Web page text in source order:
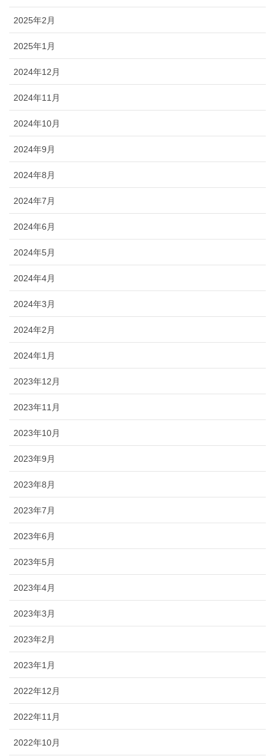
2025年2月
2025年1月
2024年12月
2024年11月
2024年10月
2024年9月
2024年8月
2024年7月
2024年6月
2024年5月
2024年4月
2024年3月
2024年2月
2024年1月
2023年12月
2023年11月
2023年10月
2023年9月
2023年8月
2023年7月
2023年6月
2023年5月
2023年4月
2023年3月
2023年2月
2023年1月
2022年12月
2022年11月
2022年10月